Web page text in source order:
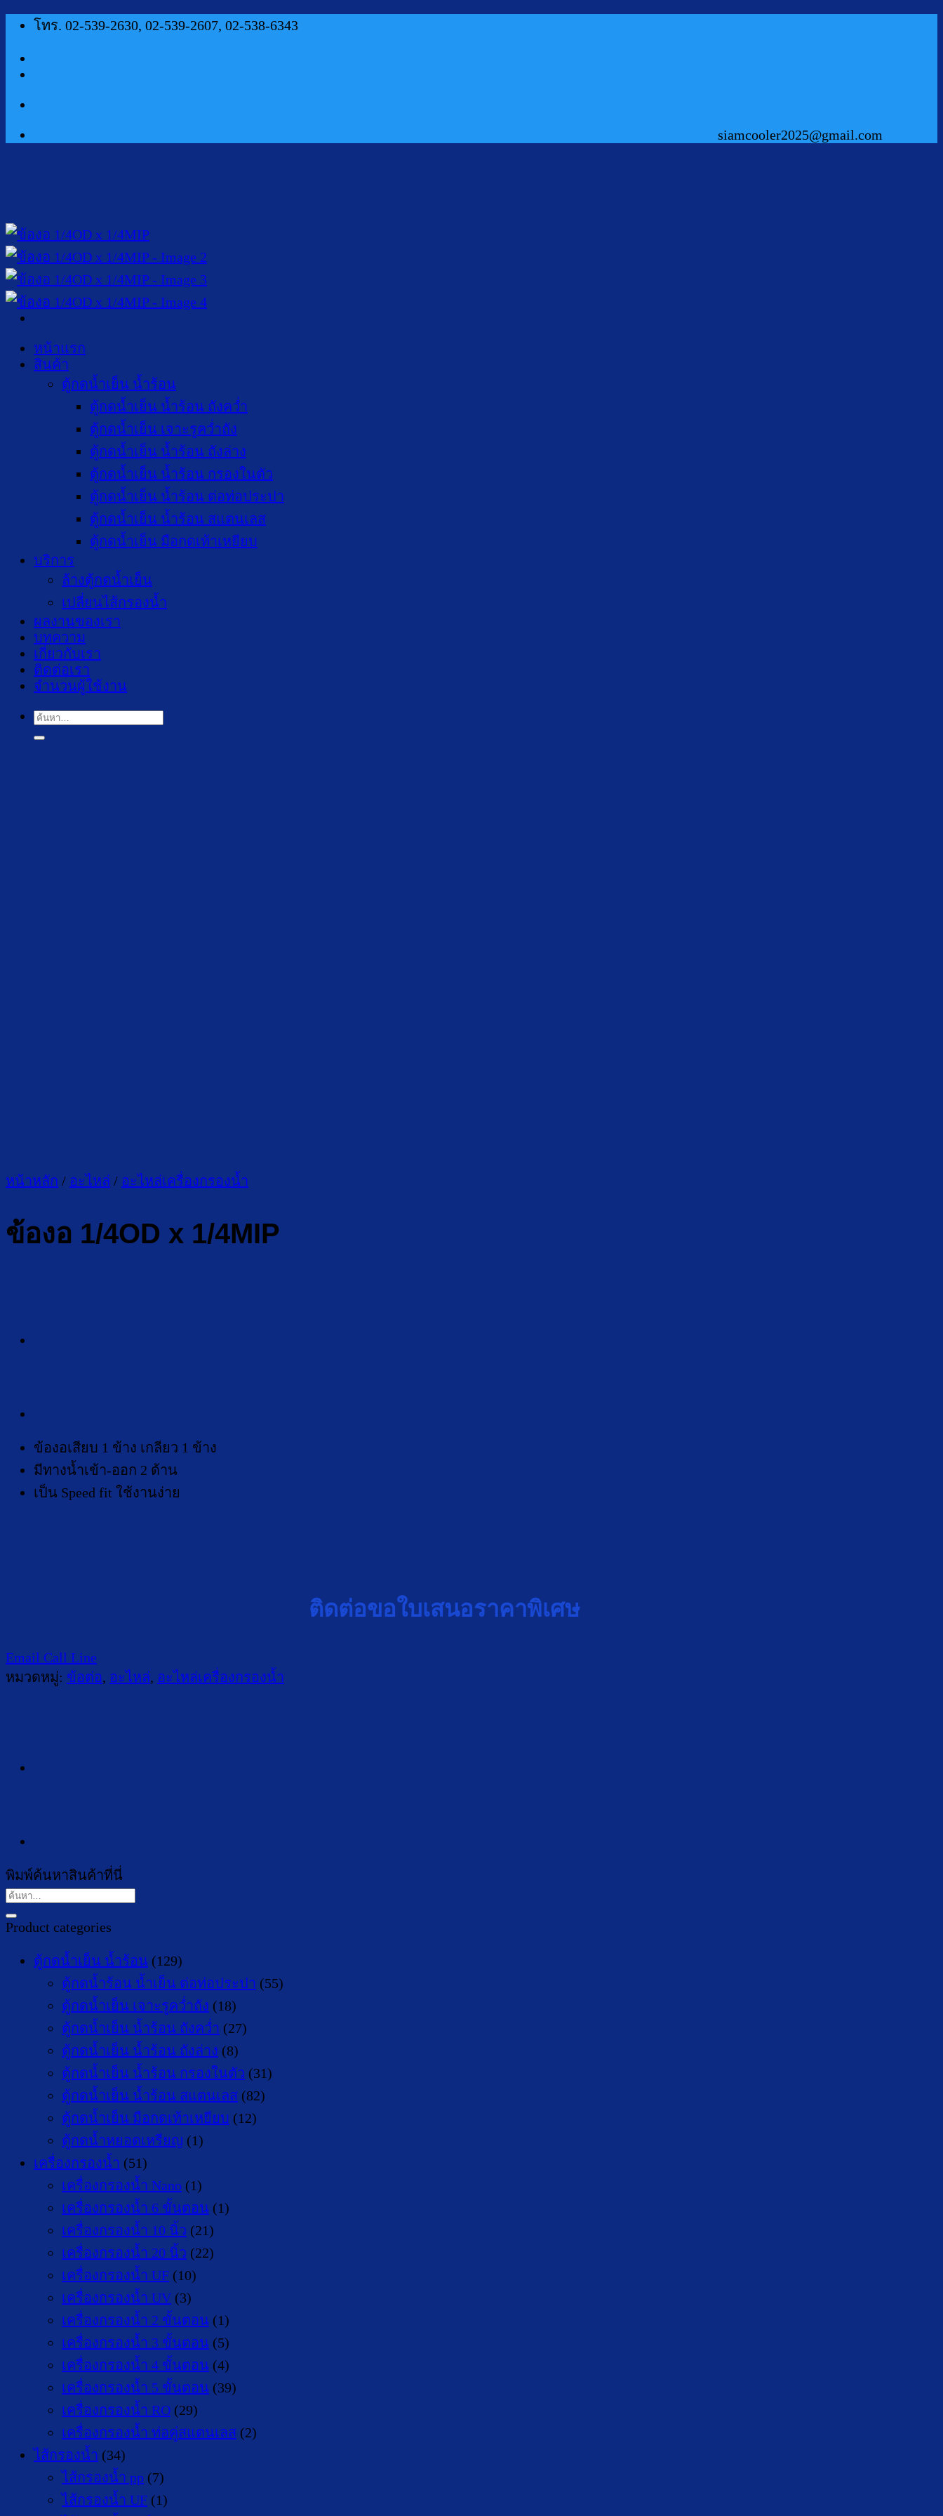
ข้าม โทร. 02-539-2630, 02-539-2607, 02-538-6343
siamcooler2025@gmail.com
หน้าแรก
สินค้า
ตู้กดน้ำเย็น น้ำร้อน
ตู้กดน้ำเย็น น้ำร้อน ถังคว่ำ
ตู้กดน้ำเย็น เจาะรูคว่ำถัง
ตู้กดน้ำเย็น น้ำร้อน ถังล่าง
ตู้กดน้ำเย็น น้ำร้อน กรองในตัว
ตู้กดน้ำเย็น น้ำร้อน ต่อท่อประปา
ตู้กดน้ำเย็น น้ำร้อน สแตนเลส
ตู้กดน้ำเย็น มือกดเท้าเหยียบ
บริการ
ล้างตู้กดน้ำเย็น
เปลี่ยนไส้กรองน้ำ
ผลงานของเรา
บทความ
เกี่ยวกับเรา
ติดต่อเรา
จำนวนผู้ใช้งาน
ค้นหา:
หน้าหลัก / อะไหล่ / อะไหล่เครื่องกรองน้ำ
ข้องอ 1/4OD x 1/4MIP
ข้องอเสียบ 1 ข้าง เกลียว 1 ข้าง
มีทางน้ำเข้า-ออก 2 ด้าน
เป็น Speed fit ใช้งานง่าย
ติดต่อขอใบเสนอราคาพิเศษ
Email Call Line
หมวดหมู่: ข้อต่อ, อะไหล่, อะไหล่เครื่องกรองน้ำ
พิมพ์ค้นหาสินค้าที่นี่
ค้นหา:
Product categories
ตู้กดน้ำเย็น น้ำร้อน (129)
ตู้กดน้ำร้อน น้ำเย็น ต่อท่อประปา (55)
ตู้กดน้ำเย็น เจาะรูคว่ำถัง (18)
ตู้กดน้ำเย็น น้ำร้อน ถังคว่ำ (27)
ตู้กดน้ำเย็น น้ำร้อน ถังล่าง (8)
ตู้กดน้ำเย็น น้ำร้อน กรองในตัว (31)
ตู้กดน้ำเย็น น้ำร้อน สแตนเลส (82)
ตู้กดน้ำเย็น มือกดเท้าเหยียบ (12)
ตู้กดน้ำหยอดเหรียญ (1)
เครื่องกรองน้ำ (51)
เครื่องกรองน้ำ Nano (1)
เครื่องกรองน้ำ 6 ขั้นตอน (1)
เครื่องกรองน้ำ 10 นิ้ว (21)
เครื่องกรองน้ำ 20 นิ้ว (22)
เครื่องกรองน้ำ UF (10)
เครื่องกรองน้ำ UV (3)
เครื่องกรองน้ำ 2 ขั้นตอน (1)
เครื่องกรองน้ำ 3 ขั้นตอน (5)
เครื่องกรองน้ำ 4 ขั้นตอน (4)
เครื่องกรองน้ำ 5 ขั้นตอน (39)
เครื่องกรองน้ำ RO (29)
เครื่องกรองน้ำ ท่อคู่สแตนเลส (2)
ไส้กรองน้ำ (34)
ไส้กรองน้ำ pp (7)
ไส้กรองน้ำ UF (1)